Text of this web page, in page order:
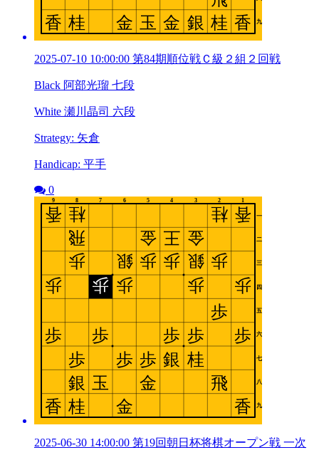
2025-07-10 10:00:00 第84期順位戦Ｃ級２組２回戦
Black 阿部光瑠 七段
White 瀬川晶司 六段
Strategy: 矢倉
Handicap: 平手
0
2025-06-30 14:00:00 第19回朝日杯将棋オープン戦 一次